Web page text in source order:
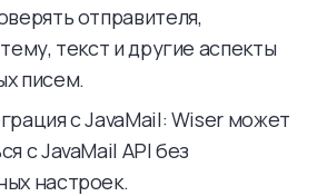
отправителя,
текст и другие аспекты
писем.
с JavaMail: Wiser может
с JavaMail API без
настроек.